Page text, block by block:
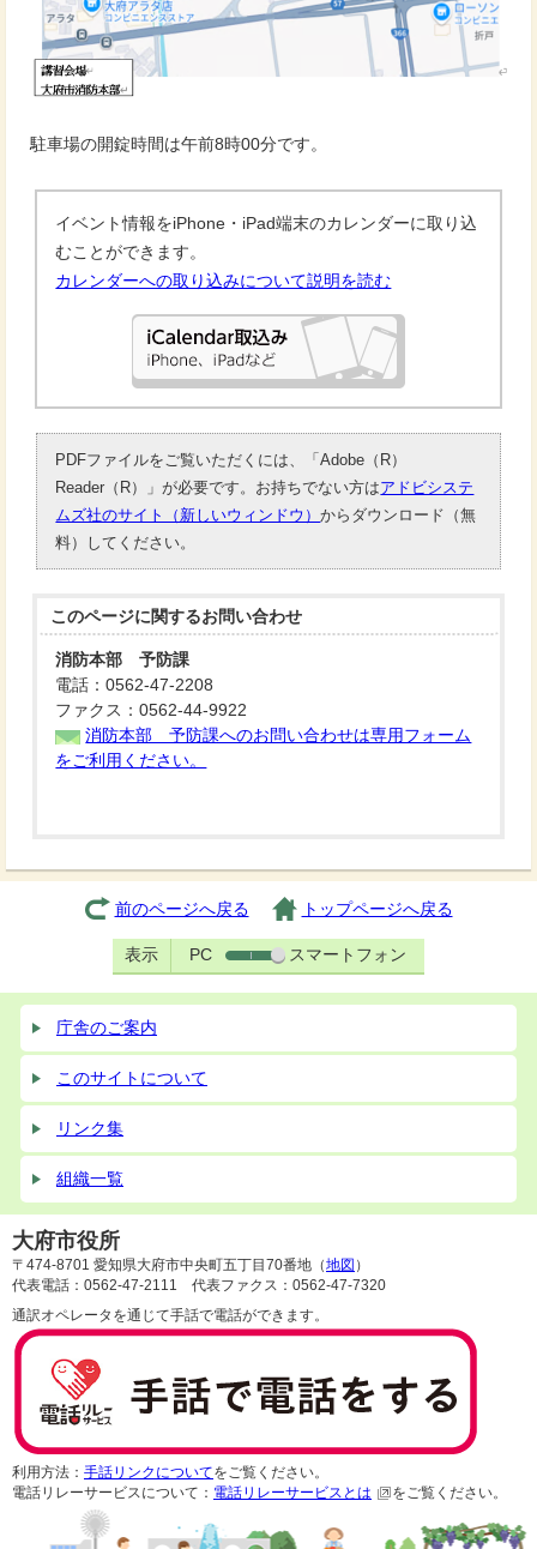
駐車場の開錠時間は午前8時00分です。
イベント情報をiPhone・iPad端末のカレンダーに取り込
むことができます。
カレンダーへの取り込みについて説明を読む
PDFファイルをご覧いただくには、「Adobe（R）
Reader（R）」が必要です。お持ちでない方はアドビシステ
ムズ社のサイト（新しいウィンドウ）からダウンロード（無
料）してください。
このページに関するお問い合わせ
消防本部 予防課
電話：0562-47-2208
ファクス：0562-44-9922
消防本部 予防課へのお問い合わせは専用フォーム
をご利用ください。
前のページへ戻る トップページへ戻る
表示 PC スマートフォン
庁舎のご案内
このサイトについて
リンク集
組織一覧
大府市役所
〒474-8701 愛知県大府市中央町五丁目70番地（地図 ）
代表電話：0562-47-2111 代表ファクス：0562-47-7320
通訳オペレータを通じて手話で電話ができます。
利用方法： 手話リンクについてをご覧ください。
電話リレーサービスについて： 電話リレーサービスとは をご覧ください。